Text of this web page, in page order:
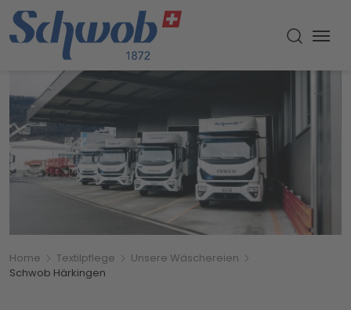
Menu
Breadcrumbnavigation
Sie befinden sich hier:
Home Textilpflege
Unsere Wäschereien
Schwob Härkingen